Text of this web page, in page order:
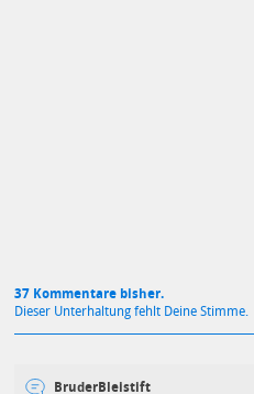
37 Kommentare bisher.
Dieser Unterhaltung fehlt Deine Stimme.
BruderBleistift